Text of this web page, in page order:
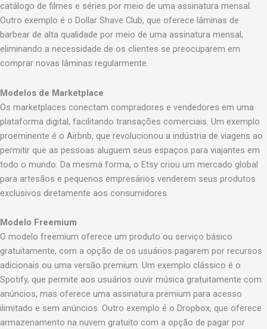
catálogo de filmes e séries por meio de uma assinatura mensal.
Outro exemplo é o Dollar Shave Club, que oferece lâminas de
barbear de alta qualidade por meio de uma assinatura mensal,
eliminando a necessidade de os clientes se preocuparem em
comprar novas lâminas regularmente.
Modelos de Marketplace
Os marketplaces conectam compradores e vendedores em uma
plataforma digital, facilitando transações comerciais. Um exemplo
proeminente é o Airbnb, que revolucionou a indústria de viagens ao
permitir que as pessoas aluguem seus espaços para viajantes em
todo o mundo. Da mesma forma, o Etsy criou um mercado global
para artesãos e pequenos empresários venderem seus produtos
exclusivos diretamente aos consumidores.
Modelo Freemium
O modelo freemium oferece um produto ou serviço básico
gratuitamente, com a opção de os usuários pagarem por recursos
adicionais ou uma versão premium. Um exemplo clássico é o
Spotify, que permite aos usuários ouvir música gratuitamente com
anúncios, mas oferece uma assinatura premium para acesso
ilimitado e sem anúncios. Outro exemplo é o Dropbox, que oferece
armazenamento na nuvem gratuito com a opção de pagar por